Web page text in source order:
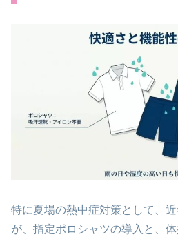
特に夏場の熱中症対策として、
が、指定ポロシャツの導入と、